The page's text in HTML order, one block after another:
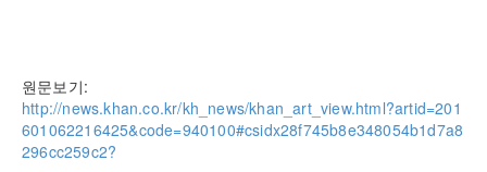
원문보기:
http://news.khan.co.kr/kh_news/khan_art_view.html?artid=201
601062216425&code=940100#csidx28f745b8e348054b1d7a8
296cc259c2?